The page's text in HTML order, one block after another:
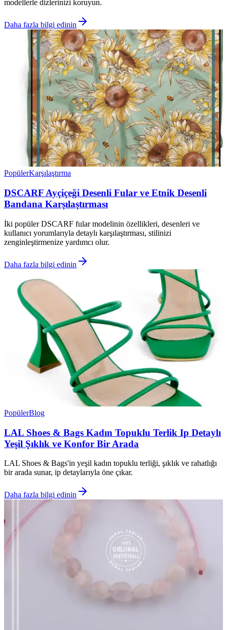
modellerle dizlerinizi koruyun.
Daha fazla bilgi edinin
PopülerKarşılaştırma
DSCARF Ayçiçeği Desenli Fular ve Etnik Desenli
Bandana Karşılaştırması
İki popüler DSCARF fular modelinin özellikleri, desenleri ve
kullanıcı yorumlarıyla detaylı karşılaştırması, stilinizi
zenginleştirmenize yardımcı olur.
Daha fazla bilgi edinin
PopülerBlog
LAL Shoes & Bags Kadın Topuklu Terlik Ip Detaylı
Yeşil Şıklık ve Konfor Bir Arada
LAL Shoes & Bags'in yeşil kadın topuklu terliği, şıklık ve rahatlığı
bir arada sunar, ip detaylarıyla öne çıkar.
Daha fazla bilgi edinin